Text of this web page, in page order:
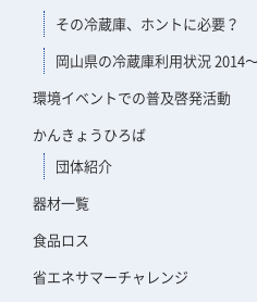
その冷蔵庫、ホントに必要？
岡山県の冷蔵庫利用状況 2014
環境イベントでの普及啓発活動
かんきょうひろば
団体紹介
器材一覧
食品ロス
省エネサマーチャレンジ